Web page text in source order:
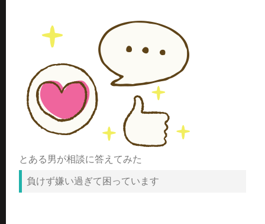
とある男が相談に答えてみた
負けず嫌い過ぎて困っています